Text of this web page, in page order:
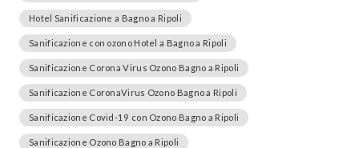
Hotel Sanificazione a Bagno a Ripoli
Sanificazione con ozono Hotel a Bagno a Ripoli
Sanificazione Corona Virus Ozono Bagno a Ripoli
Sanificazione CoronaVirus Ozono Bagno a Ripoli
Sanificazione Covid-19 con Ozono Bagno a Ripoli
Sanificazione Ozono Bagno a Ripoli